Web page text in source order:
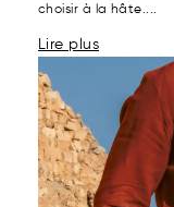
choisir à la hâte....
Lire plus